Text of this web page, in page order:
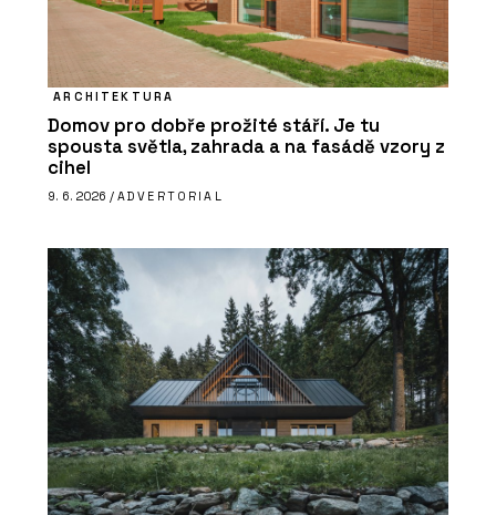
ARCHITEKTURA
Domov pro dobře prožité stáří. Je tu
spousta světla, zahrada a na fasádě vzory z
cihel
9. 6. 2026 / ADVERTORIAL